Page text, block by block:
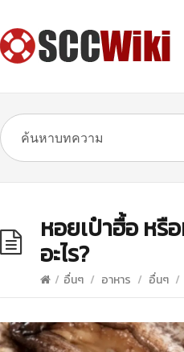
หอยเป๋าฮื้อ หรื
อะไร?
/ อื่นๆ / อาหาร / อื่นๆ /